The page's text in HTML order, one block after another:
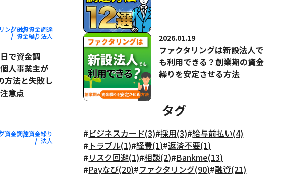
ング融資資金調達
資金繰り法人
で資金調
人事業主が
方法と失敗し
意点
資金調達資金繰り
法人
2026.01.19
ファクタリングは新設法人で
も利用できる？創業期の資金
繰りを安定させる方法
タグ
#ビジネスカード(3)#採用(3)#給与前払い(4)
# トラブル(1)#経費(1)#返済不要(1)
#リスク回避(1)#相談(2)#Bankme(13)
#Payなび(20)#ファクタリング(90)#融資(21)